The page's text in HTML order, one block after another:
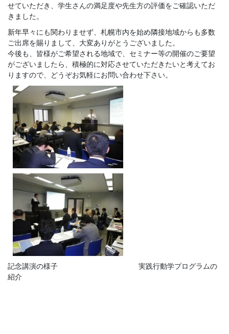
せていただき、学生さんの満足度や先生方の評価をご確認いただ
きました。
新年早々にも関わりませず、札幌市内を始め隣接地域からも多数
ご出席を賜りまして、大変ありがとうございました。
今後も、皆様がご希望される地域で、セミナー等の開催のご要望
がございましたら、積極的に対応させていただきたいと考えてお
りますので、どうぞお気軽にお問い合わせ下さい。
記念講演の様子 実践行動学プログラムの
紹介